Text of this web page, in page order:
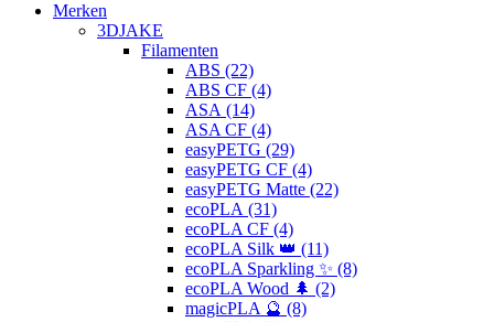
Merken
3DJAKE
Filamenten
ABS (22)
ABS CF (4)
ASA (14)
ASA CF (4)
easyPETG (29)
easyPETG CF (4)
easyPETG Matte (22)
ecoPLA (31)
ecoPLA CF (4)
ecoPLA Silk 👑 (11)
ecoPLA Sparkling ✨ (8)
ecoPLA Wood 🌲 (2)
magicPLA 🔮 (8)